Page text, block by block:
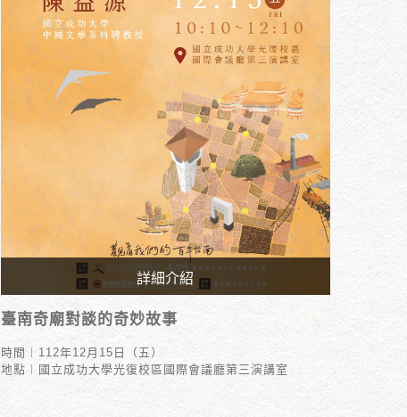
詳細介紹
時間︱112年12月15日（五）
地點︱國立成功大學光復校區國際會議廳第三演講室
臺南奇廟對談的奇妙故事
時間︱112年12月15日（五）
地點︱國立成功大學光復校區國際會議廳第三演講室